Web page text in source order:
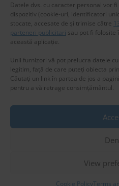
Datele dvs. cu caracter personal vor
dispozitiv (cookie-uri, identificatori
stocate, accesate de și trimise către
parteneri publicitari sau pot fi folosite
această aplicație.
Unii furnizori vă pot prelucra datele
legitim, față de care puteți obiecta
Căutați un link în partea de jos a
pentru a vă retrage consimțământul.
View
Cookie PolicyTerms
Copyright © 2025
Theme: Express News By
Privacy & Cookies: This site uses
To find out more, including how to